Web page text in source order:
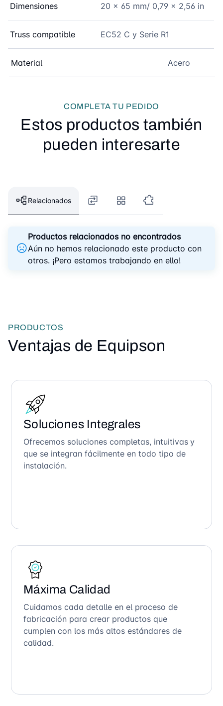
Dimensiones 20 x 65 mm/ 0,79 x 2,56 in
Truss compatible EC52 C y Serie R1
Material Acero
COMPLETA TU PEDIDO
Estos productos también
pueden interesarte
Relacionados
Productos relacionados no encontrados
Aún no hemos relacionado este producto con
otros. ¡Pero estamos trabajando en ello!
PRODUCTOS
Ventajas de Equipson
Soluciones Integrales
Ofrecemos soluciones completas, intuitivas y
que se integran fácilmente en todo tipo de
instalación.
Máxima Calidad
Cuidamos cada detalle en el proceso de
fabricación para crear productos que
cumplen con los más altos estándares de
calidad.